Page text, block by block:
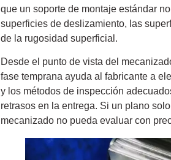
que un soporte de montaje estándar
superficies de deslizamiento, las
de la rugosidad superficial.
Desde el punto de vista del
fase temprana ayuda al fabricante a
y los métodos de inspección
retrasos en la entrega. Si un plano
mecanizado no pueda evaluar con